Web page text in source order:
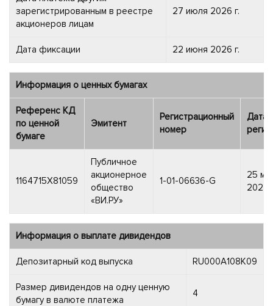
зарегистрированным в реестре
акционеров лицам
27 июля 2026 г.
Дата фиксации 22 июня 2026 г.
Информация о ценных бумагах
Референс КД
по ценной
бумаге
Эмитент
Регистрационный
номер
Дата
1164715X81059
Публичное
акционерное
общество
«ВИ.РУ»
1-01-06636-G
25
2024
Информация о выплате дивидендов
Депозитарный код выпуска RU000A108K09
Размер дивидендов на одну ценную
бумагу в валюте платежа
4